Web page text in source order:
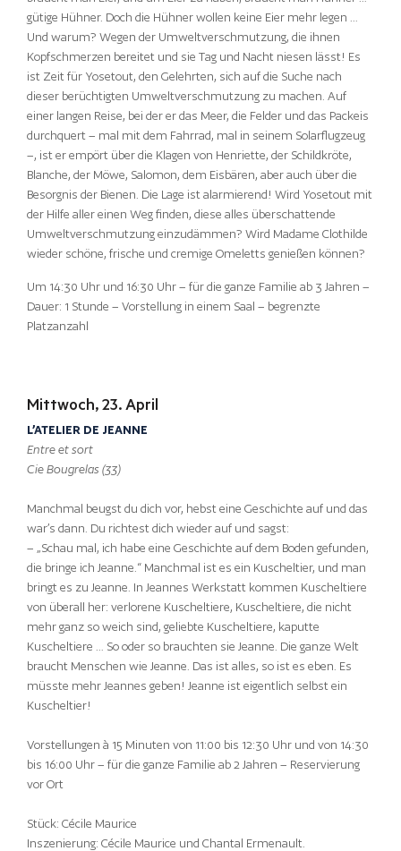
gütige Hühner. Doch die Hühner wollen keine Eier mehr legen …
Und warum? Wegen der Umweltverschmutzung, die ihnen
Kopfschmerzen bereitet und sie Tag und Nacht niesen lässt! Es
ist Zeit für Yosetout, den Gelehrten, sich auf die Suche nach
dieser berüchtigten Umweltverschmutzung zu machen. Auf
einer langen Reise, bei der er das Meer, die Felder und das Packeis
durchquert – mal mit dem Fahrrad, mal in seinem Solarflugzeug
–, ist er empört über die Klagen von Henriette, der Schildkröte,
Blanche, der Möwe, Salomon, dem Eisbären, aber auch über die
Besorgnis der Bienen. Die Lage ist alarmierend! Wird Yosetout mit
der Hilfe aller einen Weg finden, diese alles überschattende
Umweltverschmutzung einzudämmen? Wird Madame Clothilde
wieder schöne, frische und cremige Omeletts genießen können?
Um 14:30 Uhr und 16:30 Uhr – für die ganze Familie ab 3 Jahren –
Dauer: 1 Stunde – Vorstellung in einem Saal – begrenzte
Platzanzahl
Mittwoch, 23. April
L’ATELIER DE JEANNE
Entre et sort
Cie Bougrelas (33)
Manchmal beugst du dich vor, hebst eine Geschichte auf und das
war’s dann. Du richtest dich wieder auf und sagst:
– „Schau mal, ich habe eine Geschichte auf dem Boden gefunden,
die bringe ich Jeanne.“ Manchmal ist es ein Kuscheltier, und man
bringt es zu Jeanne. In Jeannes Werkstatt kommen Kuscheltiere
von überall her: verlorene Kuscheltiere, Kuscheltiere, die nicht
mehr ganz so weich sind, geliebte Kuscheltiere, kaputte
Kuscheltiere … So oder so brauchten sie Jeanne. Die ganze Welt
braucht Menschen wie Jeanne. Das ist alles, so ist es eben. Es
müsste mehr Jeannes geben! Jeanne ist eigentlich selbst ein
Kuscheltier!
Vorstellungen à 15 Minuten von 11:00 bis 12:30 Uhr und von 14:30
bis 16:00 Uhr – für die ganze Familie ab 2 Jahren – Reservierung
vor Ort
Stück: Cécile Maurice
Inszenierung: Cécile Maurice und Chantal Ermenault.